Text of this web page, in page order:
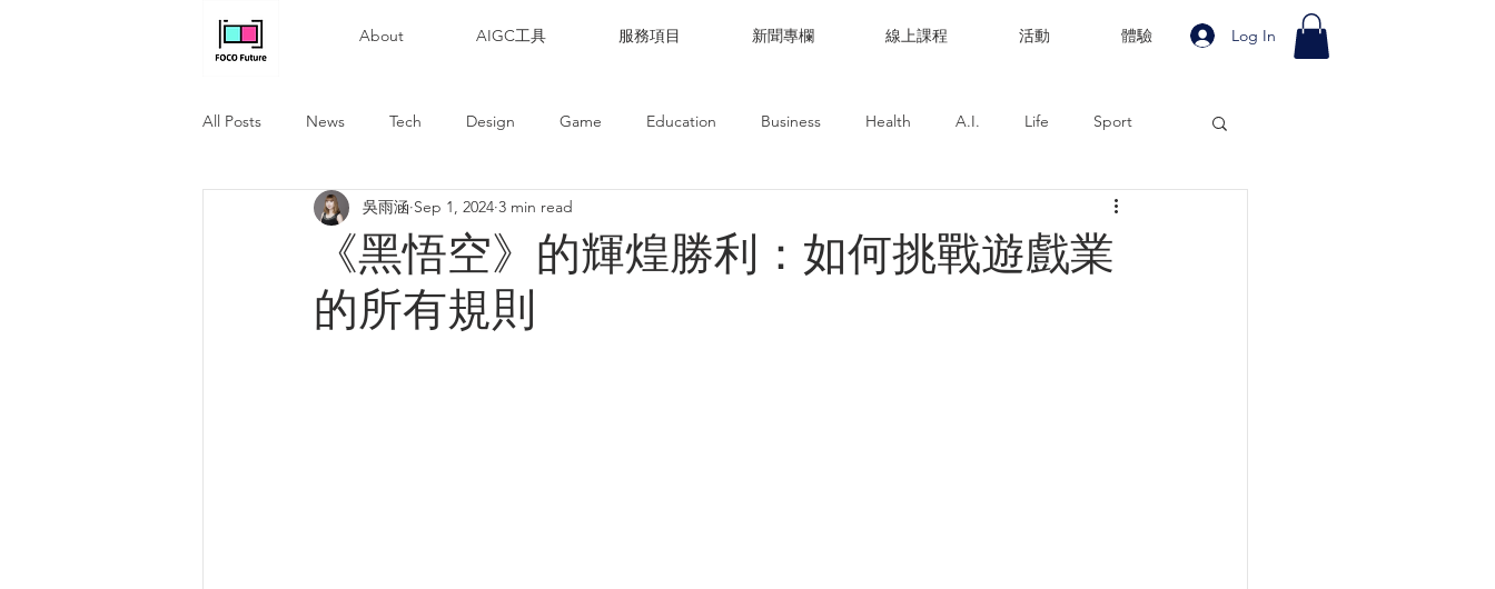
About AIGC工具 服務項目 新聞專欄 線上課程 活動 體驗 Log In
All Posts News Tech Design Game Education Business Health A.I. Life Sport
《黑悟空》的輝煌勝利：如何挑戰遊戲業
的所有規則
吳雨涵 Sep 1, 2024 3 min read